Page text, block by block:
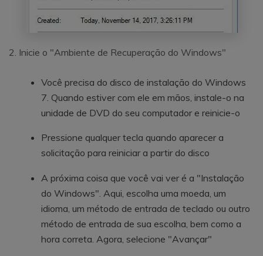
2. Inicie o "Ambiente de Recuperação do Windows"
Você precisa do disco de instalação do Windows
7. Quando estiver com ele em mãos, instale-o na
unidade de DVD do seu computador e reinicie-o
Pressione qualquer tecla quando aparecer a
solicitação para reiniciar a partir do disco
A próxima coisa que você vai ver é a "Instalação
do Windows". Aqui, escolha uma moeda, um
idioma, um método de entrada de teclado ou outro
método de entrada de sua escolha, bem como a
hora correta. Agora, selecione "Avançar"